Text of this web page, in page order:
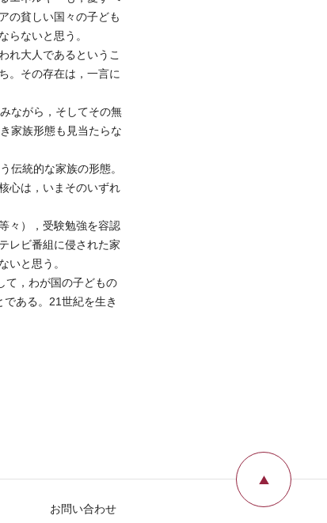
の貧しい国々の子ども
らないと思う。
れ大人であるというこ
。その存在は，一言に
ながら，そしてその無
家族形態も見当たらな
伝統的な家族の形態。
心は，いまそのいずれ
々），受験勉強を容認
レビ番組に侵された家
いと思う。
て，わが国の子どもの
ある。21世紀を生き
お問い合わせ